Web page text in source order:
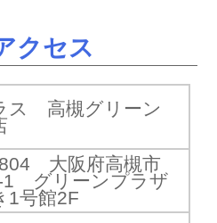
クセス
ス 高槻グリーン
大阪府高槻市
1 グリーンプラザ
1号館2F